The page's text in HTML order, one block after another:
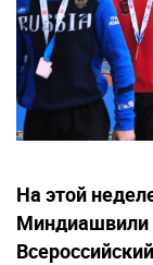
На этой
Миндиашвили